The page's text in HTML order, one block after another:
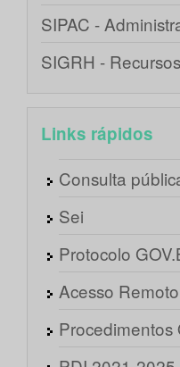
SIPAC -
SIGRH -
Links rápidos
Consulta
Sei
Protocolo
Acesso Remoto
Procedimentos